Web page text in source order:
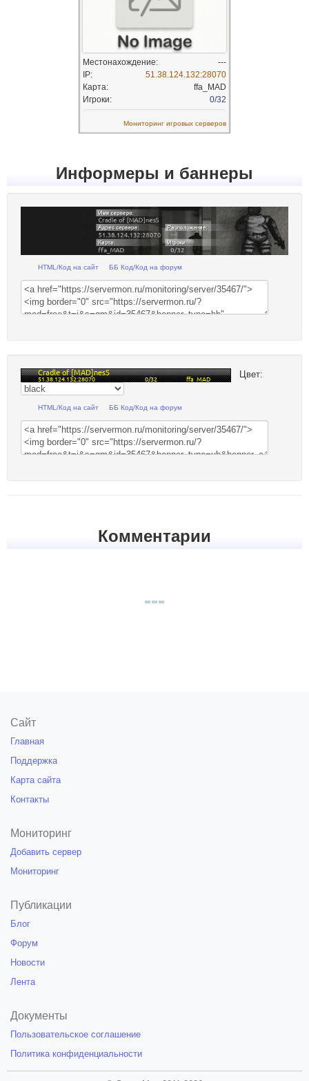
Информеры и баннеры
HTML/Код на сайт ББ Код/Код на форум
Цвет:
HTML/Код на сайт ББ Код/Код на форум
Комментарии
Сайт
Главная
Поддержка
Карта сайта
Контакты
Мониторинг
Добавить сервер
Мониторинг
Публикации
Блог
Форум
Новости
Лента
Документы
Пользовательское соглашение
Политика конфиденциальности